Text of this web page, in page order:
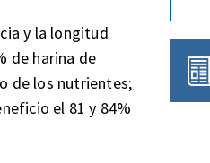
y la longitud
de harina de
de los nutrientes;
el 81 y 84%